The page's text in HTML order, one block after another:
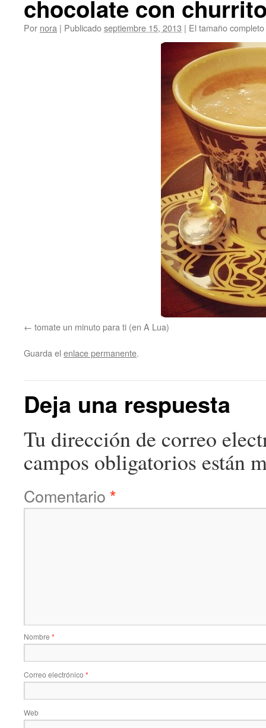
chocolate con
Por nora | Publicadoseptiembre 15, 2013 | El tamaño
tomate un minuto para ti (en A Lua)
Guarda el enlace permanente.
Deja una respuesta
Tu dirección de correo
campos obligatorios están
Comentario *
Nombre *
Correo electrónico *
Web